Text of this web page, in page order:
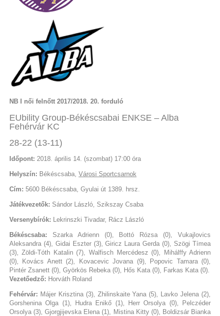
NB I női felnőtt 2017/2018. 20. forduló
EUbility Group-Békéscsabai ENKSE – Alba
Fehérvár KC
28-22 (13-11)
Időpont: 2018. április 14. (szombat) 17:00 óra
Helyszín: Békéscsaba, Városi Sportcsarnok
Cím: 5600 Békéscsaba, Gyulai út 1389. hrsz.
Játékvezetők: Sándor László, Szikszay Csaba
Versenybírók: Lekrinszki Tivadar, Rácz László
Békéscsaba: Szarka Adrienn (0), Bottó Rózsa (0), Vukajlovics
Aleksandra (4), Gidai Eszter (3), Giricz Laura Gerda (0), Szögi Tímea
(3), Zöldi-Tóth Katalin (7), Walfisch Mercédesz (0), Mihálffy Adrienn
(0), Kovács Anett (2), Kovacevic Jovana (9), Popovic Tamara (0),
Pintér Zsanett (0), Györkös Rebeka (0), Hős Kata (0), Farkas Kata (0).
Vezetőedző: Horváth Roland
Fehérvár: Májer Krisztina (3), Zhilinskaite Yana (5), Lavko Jelena (2),
Gorshenina Olga (1), Hudra Enikő (1), Herr Orsolya (0), Pelczéder
Orsolya (3), Gjorgjijevska Elena (1), Mistina Kitty (0), Boldizsár Bianka